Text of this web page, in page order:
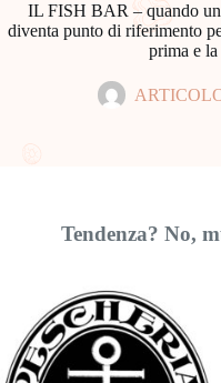
IL FISH BAR – quando
diventa punto di riferimento
prima e
Tendenza? No,